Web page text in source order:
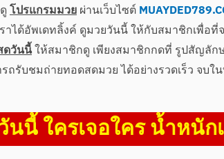
โปรแกรมมวยผ่านเว็บไซต์
าได้อัพเดทลิ้งค์ ดูมวยวันนี้ ให้กับสมาชิกเพื่อ
ดวันนี้ให้สมาชิกดู เพียงสมาชิกกดที่ รูปสัญลัก
รับชมถ่ายทอดสดมวย ได้อย่างรวดเร็ว จบใน
นี้ ใครเจอใคร น้ำหนัก